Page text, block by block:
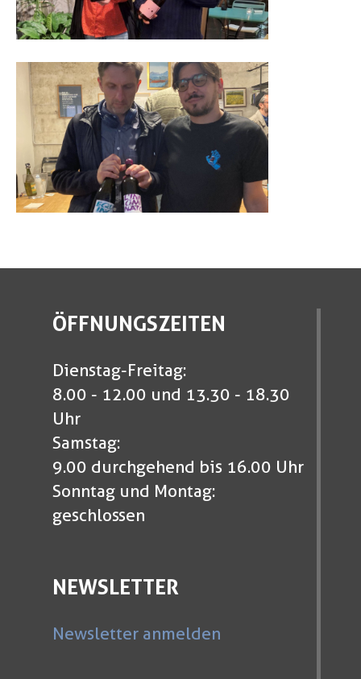
ÖFFNUNGSZEITEN
Dienstag-Freitag:
8.00 - 12.00 und 13.30 - 18.30
Uhr
Samstag:
9.00 durchgehend bis 16.00 Uhr
Sonntag und Montag:
geschlossen
NEWSLETTER
Newsletter anmelden